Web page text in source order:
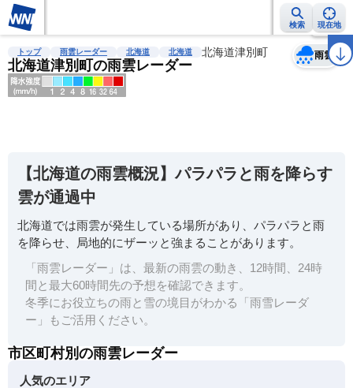
検索 現在地
雨雲レーダー 台風情報 地震情報 警報・注意報 2週間天気 ラ
トップ 雨雲レーダー 北海道 北海道 北海道津別町
北海道津別町の雨雲レーダー
雨雲
天気 台風
【北海道の雨雲概況】パラパラと雨を降らす
雲が通過中
北海道では雨雲が発生している場所があり、パラパラと雨
を降らせ、局地的にザーッと強まることがあります。
「雨雲レーダー」は、最新の雨雲の動き、12時間、24時
間と最大60時間先の予想を確認できます。
冬季にお役立ちの雨と雪の境目がわかる「雨雪レーダ
ー」もご活用ください。
市区町村別の雨雲レーダー
人気のエリア